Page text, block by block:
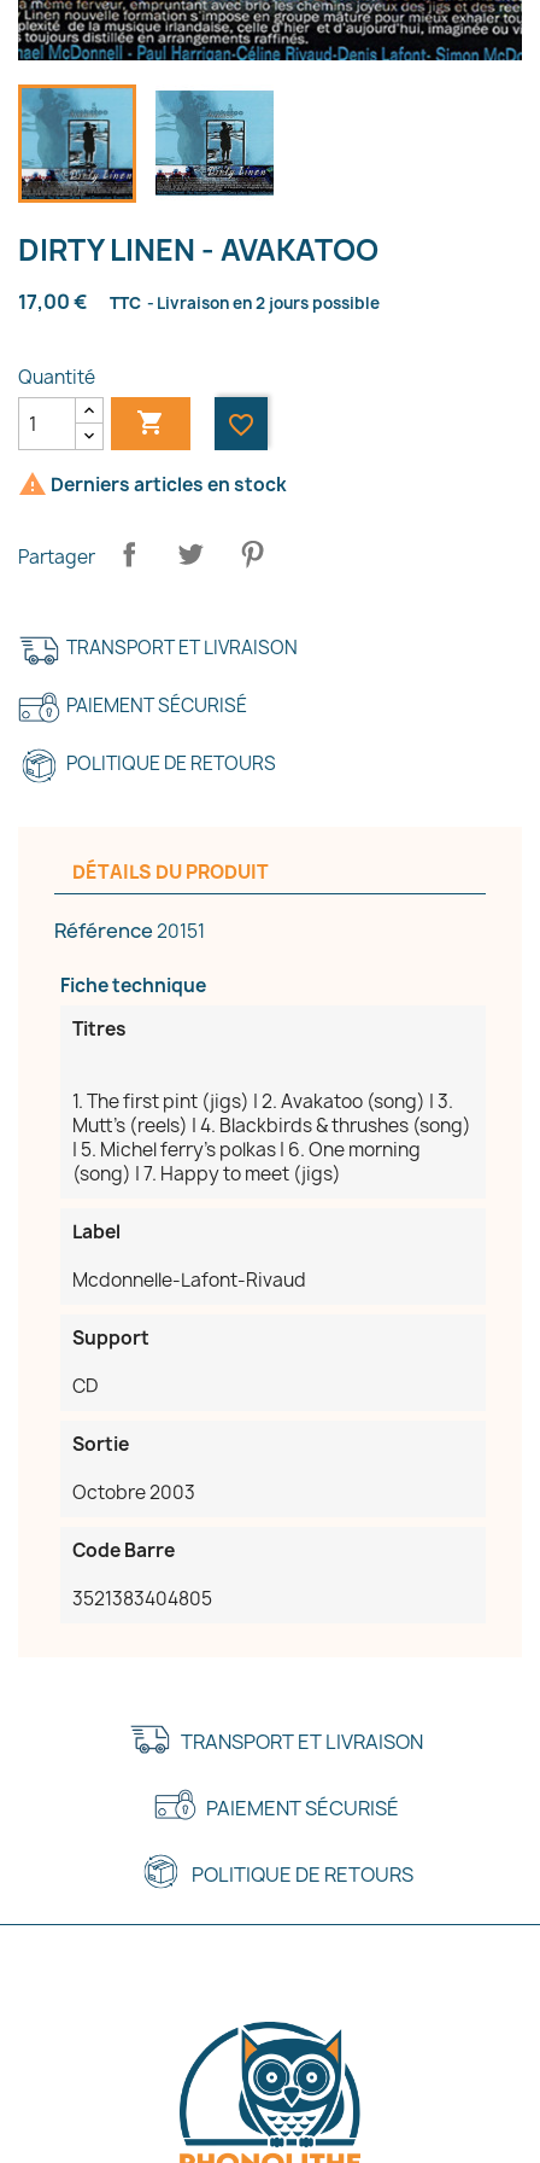
DIRTY LINEN - AVAKATOO
17,00 € TTC Livraison en 2 jours possible
Quantité
 favorite_border
 Derniers articles en stock
Partager
TRANSPORT ET LIVRAISON
PAIEMENT SÉCURISÉ
POLITIQUE DE RETOURS
DÉTAILS DU PRODUIT
Référence20151
Fiche technique
Titres
1. The first pint (jigs) | 2. Avakatoo (song) | 3.
Mutt's (reels) | 4. Blackbirds & thrushes (song)
| 5. Michel ferry's polkas | 6. One morning
(song) | 7. Happy to meet (jigs)
Label
Mcdonnelle-Lafont-Rivaud
Support
CD
Sortie
Octobre 2003
Code Barre
3521383404805
Créer une liste d'envies ×
Annuler Créer une liste d'envies
TRANSPORT ET LIVRAISON
PAIEMENT SÉCURISÉ
POLITIQUE DE RETOURS